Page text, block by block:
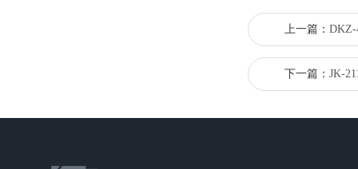
上一篇： DKZ-
下一篇： JK-